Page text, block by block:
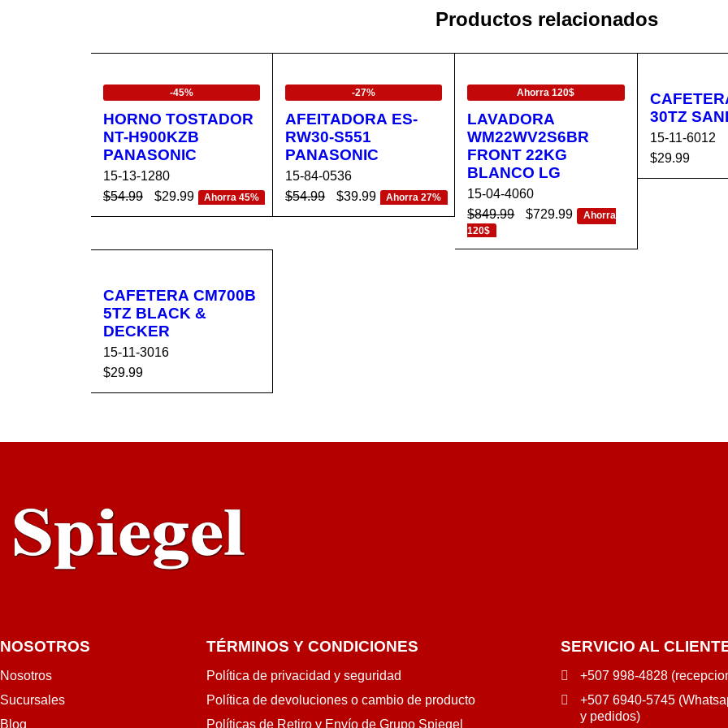
Productos relacionados
-45%
HORNO TOSTADOR
NT-H900KZB
PANASONIC
15-13-1280
$54.99 $29.99 Ahorra 45%
AÑADIR AL CA
VISTA
-27%
AFEITADORA ES-
RW30-S551
PANASONIC
15-84-0536
$54.99 $39.99 Ahorra 27%
AÑADIR AL CA
VISTA
Ahorra 120$
LAVADORA
WM22WV2S6BR
FRONT 22KG
BLANCO LG
15-04-4060
$849.99 $729.99
Ahorra
120$
AÑADIR AL CA
VISTA
30TZ
15-11-6012
$29.99
AÑADIR AL
CAFETERA CM700B
5TZ BLACK &
DECKER
15-11-3016
$29.99
AÑADIR AL CA
VISTA
NOSOTROS
Nosotros
Sucursales
Blog
TÉRMINOS Y CONDICIONES
Política de privacidad y seguridad
Política de devoluciones o cambio de producto
Políticas de Retiro y Envío de Grupo Spiegel
SERVICIO AL
+507 998-4828
+507 6940-5745
y pedidos)